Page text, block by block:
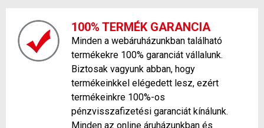
100% TERMÉK GARANCIA
Minden a webáruházunkban található
termékekre 100% garanciát vállalunk.
Biztosak vagyunk abban, hogy
termékeinkkel elégedett lesz, ezért
termékeinkre 100%-os
pénzvisszafizetési garanciát kínálunk.
Minden az online áruházunkban és